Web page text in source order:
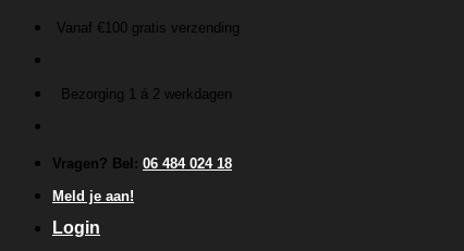
inhoud
Vanaf €100 gratis verzending
Bezorging 1 á 2 werkdagen
Vragen? Bel: 06 484 024 18
Meld je aan!
Login